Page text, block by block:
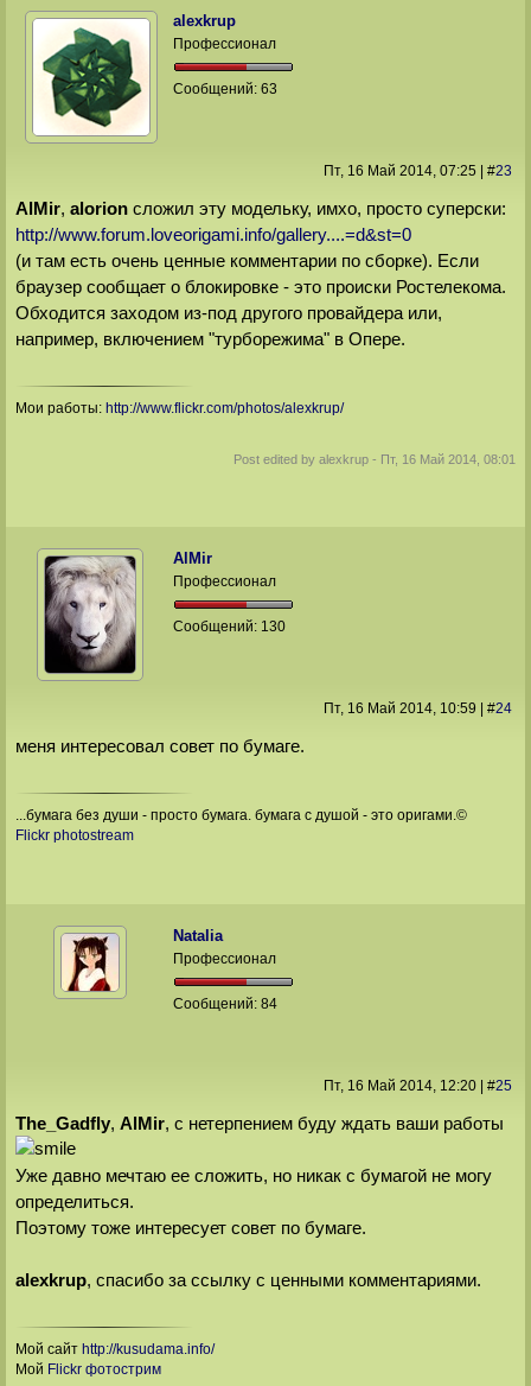
alexkrup
Профессионал
Сообщений:63
Пт, 16 Май 2014, 07:25 #23
AlMir, alorionсложил эту модельку, имхо, просто суперски:
http://www.forum.loveorigami.info/gallery....=d&st=0
(и там есть очень ценные комментарии по сборке). Если
браузер сообщает о блокировке - это происки Ростелекома.
Обходится заходом из-под другого провайдера или,
например, включением "турборежима" в Опере.
Мои работы: http://www.flickr.com/photos/alexkrup/
Post edited byalexkrup - Пт, 16 Май 2014, 08:01
AlMir
Профессионал
Сообщений: 130
Пт, 16 Май 2014, 10:59 #24
меня интересовал совет по бумаге.
...бумага без души - просто бумага. бумага с душой - это оригами.©
Flickr photostream
Natalia
Профессионал
Сообщений:84
Пт, 16 Май 2014, 12:20| #25
The_Gadfly, AlMir, с нетерпением буду ждать ваши работы
Уже давно мечтаю ее сложить, но никак с бумагой не могу
определиться.
Поэтому тоже интересует совет по бумаге.
alexkrup, спасибо за ссылку с ценными комментариями.
Мой сайт http://kusudama.info/
Мой Flickr фотострим